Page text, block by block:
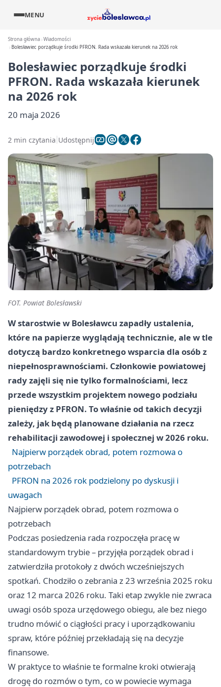
MENU
Strona główna Wiadomości
Bolesławiec porządkuje środki PFRON. Rada wskazała kierunek na 2026 rok
Bolesławiec porządkuje środki
PFRON. Rada wskazała kierunek
na 2026 rok
20 maja 2026
2 min czytania Udostępnij
FOT. Powiat Bolesławski
W starostwie w Bolesławcu zapadły ustalenia,
które na papierze wyglądają technicznie, ale w tle
dotyczą bardzo konkretnego wsparcia dla osób z
niepełnosprawnościami. Członkowie powiatowej
rady zajęli się nie tylko formalnościami, lecz
przede wszystkim projektem nowego podziału
pieniędzy z PFRON. To właśnie od takich decyzji
zależy, jak będą planowane działania na rzecz
rehabilitacji zawodowej i społecznej w 2026 roku.
Najpierw porządek obrad, potem rozmowa o
potrzebach
PFRON na 2026 rok podzielony po dyskusji i
uwagach
Najpierw porządek obrad, potem rozmowa o
potrzebach
Podczas posiedzenia rada rozpoczęła pracę w
standardowym trybie – przyjęła porządek obrad i
zatwierdziła protokoły z dwóch wcześniejszych
spotkań. Chodziło o zebrania z 23 września 2025 roku
oraz 12 marca 2026 roku. Taki etap zwykle nie zwraca
uwagi osób spoza urzędowego obiegu, ale bez niego
trudno mówić o ciągłości pracy i uporządkowaniu
spraw, które później przekładają się na decyzje
finansowe.
W praktyce to właśnie te formalne kroki otwierają
drogę do rozmów o tym, co w powiecie wymaga